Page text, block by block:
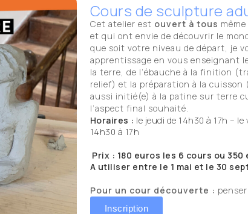
Cours de sculpture
Cet atelier est ouvert à tous
et qui ont envie de découvrir le
que soit votre niveau de départ, je
apprentissage en vous enseignant
la terre, de l’ébauche à la finition
relief) et la préparation à la cuisson
aussi initié(e) à la patine sur terre
l’aspect final souhaité.
Horaires : le jeudi de 14h30 à 17h –
14h30 à 17h
Prix : 180 euros les 6 cours ou 350
A utiliser entre le 1 mai et le 30
Pour un cour découverte :
Inscription